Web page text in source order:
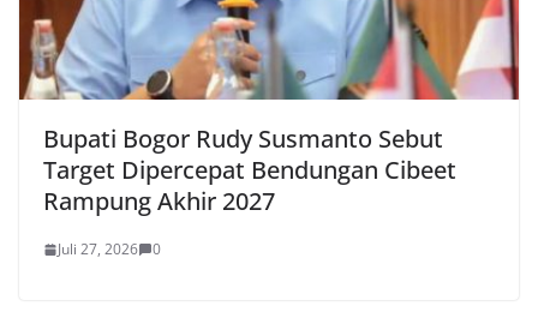
Bupati Bogor Rudy Susmanto Sebut
Target Dipercepat Bendungan Cibeet
Rampung Akhir 2027
Juli 27, 2026 0